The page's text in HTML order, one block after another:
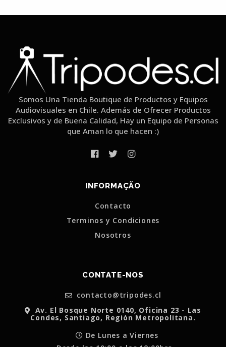
Somos Una Tienda Boutique de Productos y Equipos
Audiovisuales en Chile. Además de Ofrecer Productos
Exclusivos y de Buena Calidad, Hay un Equipo de Personas
que Aman lo que hacen :)
INFORMAÇÃO
Contacto
Terminos y Condiciones
Nosotros
CONTATE-NOS
contacto@tripodes.cl
Av. El Bosque Norte 0140, Oficina 23 - Las
Condes, Santiago, Región Metropolitana.
De Lunes a Viernes